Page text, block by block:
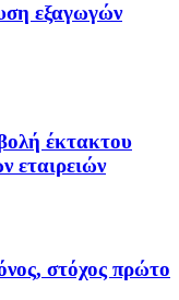
εξαγωγών
έκτακτου
εταιρειών
στόχος πρώτο